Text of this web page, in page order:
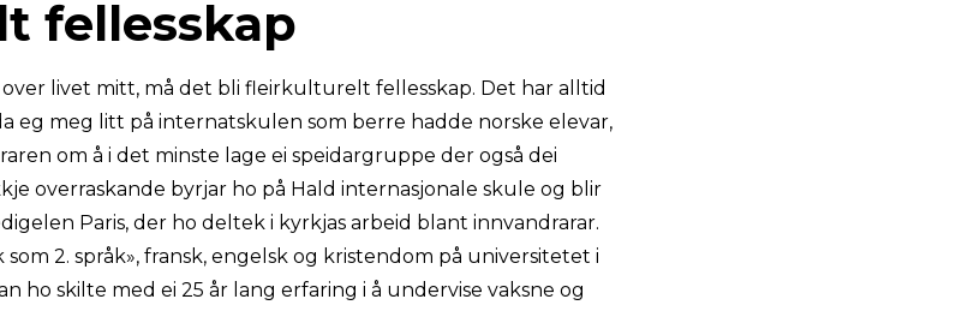
fellesskap
over livet mitt, må det bli fleirkulturelt fellesskap. Det har alltid
eg meg litt på internatskulen som berre hadde norske elevar,
om å i det minste lage ei speidargruppe der også dei
overraskande byrjar ho på Hald internasjonale skule og blir
Paris, der ho deltek i kyrkjas arbeid blant innvandrarar.
2. språk», fransk, engelsk og kristendom på universitetet i
ho skilte med ei 25 år lang erfaring i å undervise vaksne og